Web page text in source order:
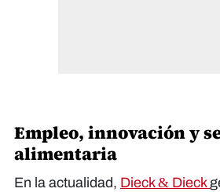
Empleo, innovación y
alimentaria
En la actualidad, Dieck & Dieck